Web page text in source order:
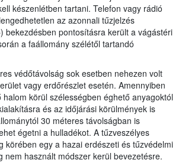
készenlétben tartani. Telefon vagy rádió
az azonnali tűzjelzés
bekezdésben pontosításra került a vágástéri
a faállomány szélétől tartandó
védőtávolság sok esetben nehezen volt
vagy erdőrészlet esetén. Amennyiben
körül szélességben éghető anyagoktól
és az időjárási körülmények is
30 méteres távolságban is
égetni a hulladékot. A tűzveszélyes
körében egy a hazai erdészeti és tűzvédelmi
nem használt módszer kerül bevezetésre.